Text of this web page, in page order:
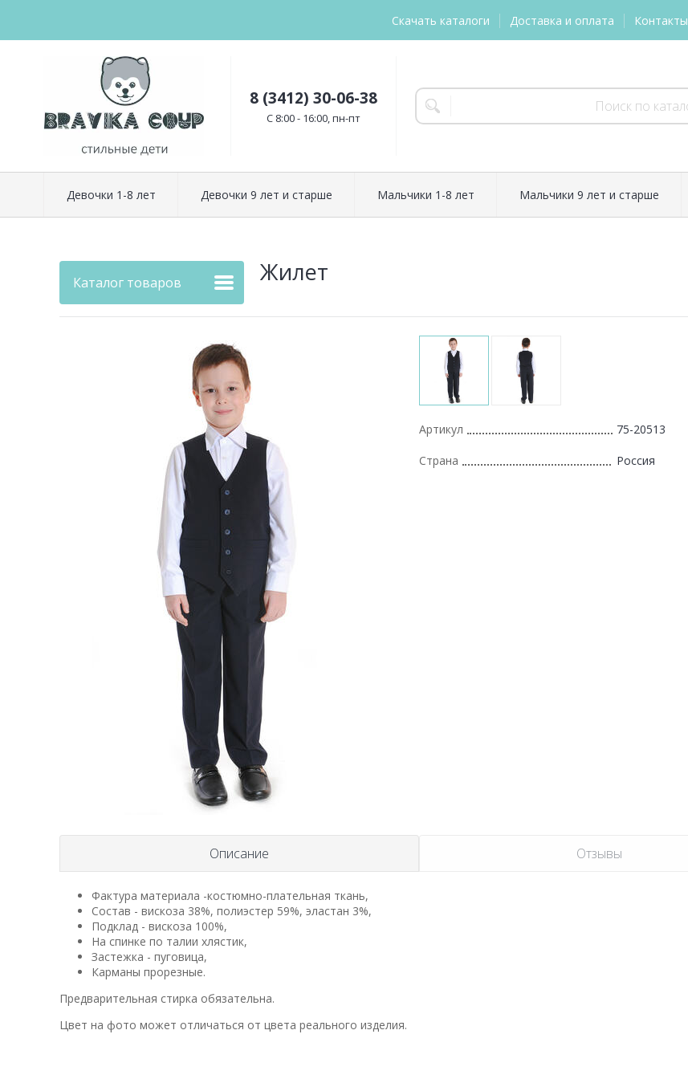
Скачать каталоги Доставка и оплата Контакты
8 (3412) 30-06-38
C 8:00 - 16:00, пн-пт
Девочки 1-8 лет Девочки 9 лет и старше Мальчики 1-8 лет Мальчики 9 лет и старше
Каталог товаров Жилет
Артикул 75-20513
Страна Россия
Описание Отзывы
Фактура материала -костюмно-плательная ткань,
Состав - вискоза 38%, полиэстер 59%, эластан 3%,
Подклад - вискоза 100%,
На спинке по талии хлястик,
Застежка - пуговица,
Карманы прорезные.
Предварительная стирка обязательна.
Цвет на фото может отличаться от цвета реального изделия.